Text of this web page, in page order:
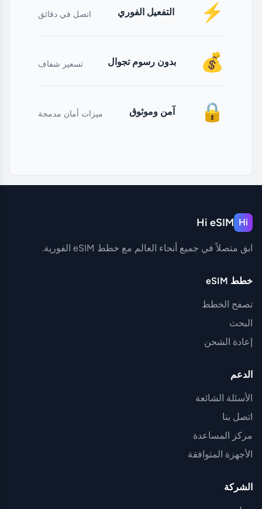
⚡ التفعيل الفوري اتصل في دقائق
💰 بدون رسوم تجوال تسعير شفاف
🔒 آمن وموثوق ميزات أمان مدمجة
Hi
Hi eSIM
ابق متصلاً في جميع أنحاء العالم مع خطط eSIM الفورية.
خطط eSIM
تصفح الخطط
البحث
إعادة الشحن
الدعم
الأسئلة الشائعة
اتصل بنا
مركز المساعدة
الأجهزة المتوافقة
الشركة